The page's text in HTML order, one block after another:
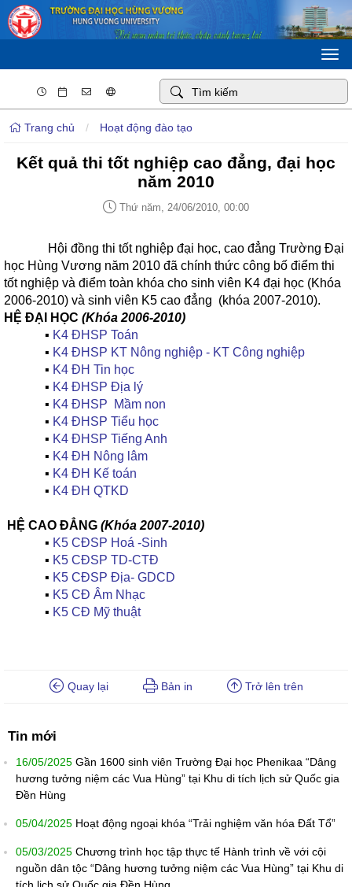
Trang chủ / Hoạt động đào tạo
Kết quả thi tốt nghiệp cao đẳng, đại học
năm 2010
Thứ năm, 24/06/2010, 00:00
Hội đồng thi tốt nghiệp đại học, cao đẳng Trường Đại
học Hùng Vương năm 2010 đã chính thức công bố điểm thi
tốt nghiệp và điểm toàn khóa cho sinh viên K4 đại học (Khóa
2006-2010) và sinh viên K5 cao đẳng (khóa 2007-2010).
HỆ ĐẠI HỌC (Khóa 2006-2010)
▪ K4 ĐHSP Toán
▪ K4 ĐHSP KT Nông nghiệp - KT Công nghiệp
▪ K4 ĐH Tin học
▪ K4 ĐHSP Địa lý
▪ K4 ĐHSP Mầm non
▪ K4 ĐHSP Tiểu học
▪ K4 ĐHSP Tiếng Anh
▪ K4 ĐH Nông lâm
▪ K4 ĐH Kế toán
▪ K4 ĐH QTKD
HỆ CAO ĐẲNG (Khóa 2007-2010)
▪ K5 CĐSP Hoá -Sinh
▪ K5 CĐSP TD-CTĐ
▪ K5 CĐSP Địa- GDCD
▪ K5 CĐ Âm Nhạc
▪ K5 CĐ Mỹ thuật
Quay lại Bản in Trở lên trên
Tin mới
16/05/2025 Gần 1600 sinh viên Trường Đại học Phenikaa “Dâng
hương tưởng niệm các Vua Hùng” tại Khu di tích lịch sử Quốc gia
Đền Hùng
05/04/2025 Hoạt động ngoại khóa “Trải nghiệm văn hóa Đất Tổ”
05/03/2025 Chương trình học tập thực tế Hành trình về với cội
nguồn dân tộc “Dâng hương tưởng niệm các Vua Hùng” tại Khu di